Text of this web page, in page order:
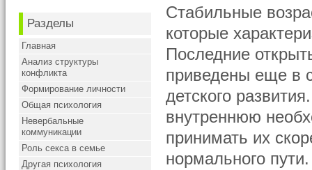
Разделы
Главная
Анализ структуры
конфликта
Формирование личности
Общая психология
Невербальные
коммуникации
Роль секса в семье
Другая психология
Стабильные
которые
Последние
приведены еще в
детского
внутреннюю
принимать их
нормального пути.